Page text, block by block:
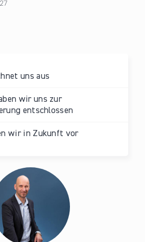
uns aus
wir uns zur
entschlossen
wir in Zukunft vor